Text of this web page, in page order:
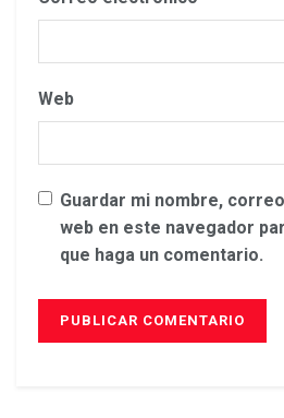
Web
Guardar mi nombre,
web en este navegador
que haga un comentario.